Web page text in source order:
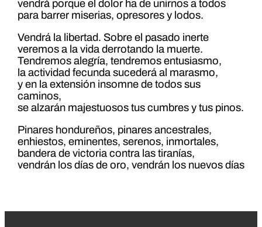
vendrá porque el dolor ha de unirnos a todos
para barrer miserias, opresores y lodos.
Vendrá la libertad. Sobre el pasado inerte
veremos a la vida derrotando la muerte.
Tendremos alegría, tendremos entusiasmo,
la actividad fecunda sucederá al marasmo,
y en la extensión insomne de todos sus
caminos,
se alzarán majestuosos tus cumbres y tus pinos.
Pinares hondureños, pinares ancestrales,
enhiestos, eminentes, serenos, inmortales,
bandera de victoria contra las tiranías,
vendrán los días de oro, vendrán los nuevos días